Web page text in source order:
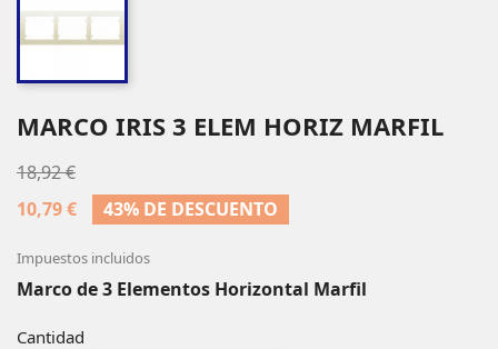
MARCO IRIS 3 ELEM HORIZ MARFIL
18,92 €
10,79 €
43% DE DESCUENTO
Impuestos incluidos
Marco de 3 Elementos Horizontal Marfil
Cantidad